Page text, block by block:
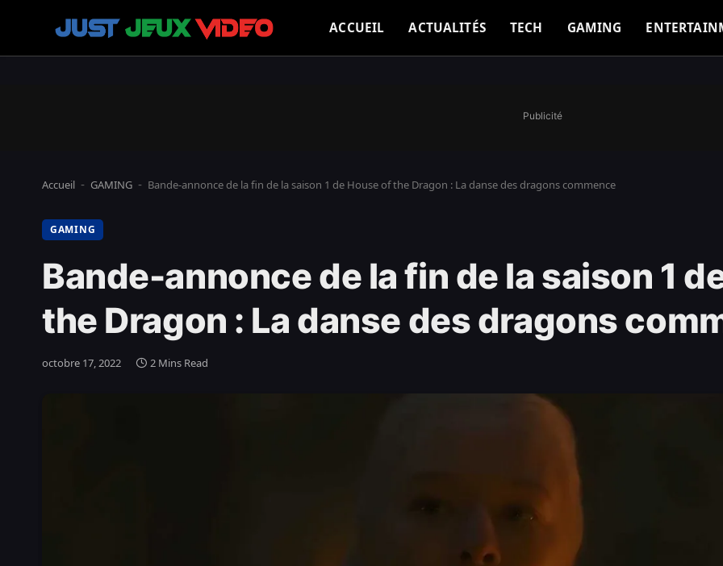
ACCUEIL ACTUALITÉS TECH GAMING
Publicité
Accueil - GAMING - Bande-annonce de la fin de la saison 1 de House of the Dragon : La danse des dragons commence
GAMING
Bande-annonce de la fin de la saison 1
the Dragon : La danse des dragons
octobre 17, 2022 2 Mins Read